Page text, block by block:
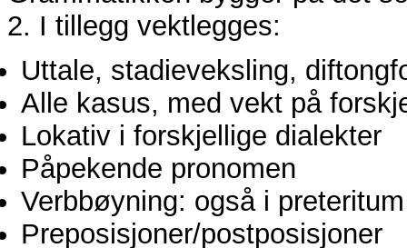
2. I tillegg vektlegges:
Uttale, stadieveksling,
Alle kasus, med vekt på
Lokativ i forskjellige dialekter
Påpekende pronomen
Verbbøyning: også i preteritum
Preposisjoner/postposisjoner